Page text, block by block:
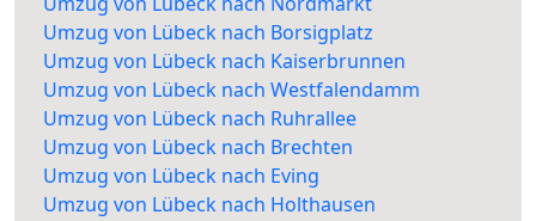
Umzug von Lübeck nach Borsigplatz
Umzug von Lübeck nach Kaiserbrunnen
Umzug von Lübeck nach Westfalendamm
Umzug von Lübeck nach Ruhrallee
Umzug von Lübeck nach Brechten
Umzug von Lübeck nach Eving
Umzug von Lübeck nach Holthausen